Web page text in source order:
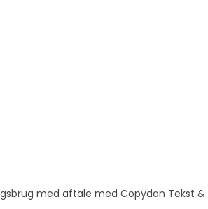
med aftale med Copydan Tekst &